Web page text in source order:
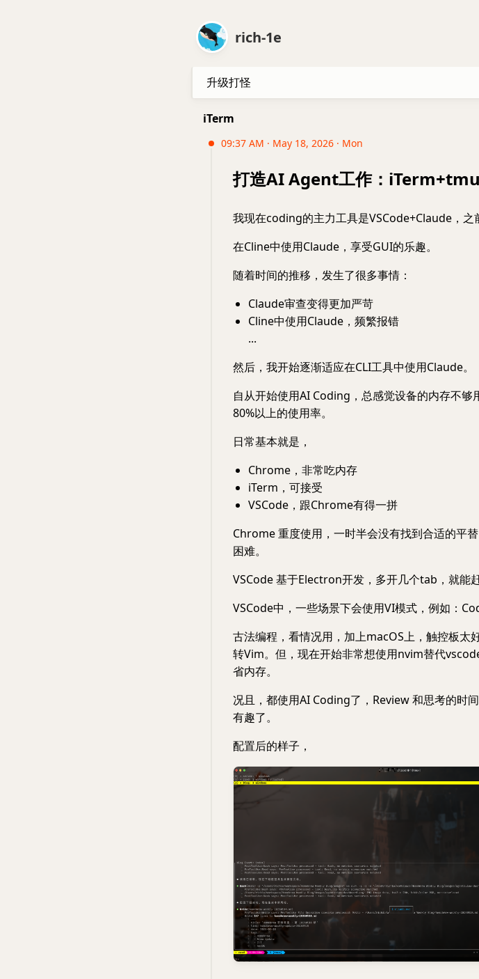
rich-1e
升级打怪
iTerm
09:37 AM · May 18, 2026 · Mon
打造AI Agent工作：
我现在coding的主力工具是VSCode+Claude，之
在Cline中使用Claude，享受GUI的乐趣。
随着时间的推移，发生了很多事情：
Claude审查变得更加严苛
Cline中使用Claude，频繁报错
...
然后，我开始逐渐适应在CLI工具中使用Claude。
自从开始使用AI Coding，总感觉设备的内存不够
80%以上的使用率。
日常基本就是，
Chrome，非常吃内存
iTerm，可接受
VSCode，跟Chrome有得一拼
Chrome 重度使用，一时半会没有找到合适的平
困难。
VSCode 基于Electron开发，多开几个tab，就能
VSCode中，一些场景下会使用VI模式，例如：
古法编程，看情况用，加上macOS上，触控板太
转Vim。但，现在开始非常想使用nvim替代
省内存。
况且，都使用AI Coding了，Review 和思考的时
有趣了。
配置后的样子，